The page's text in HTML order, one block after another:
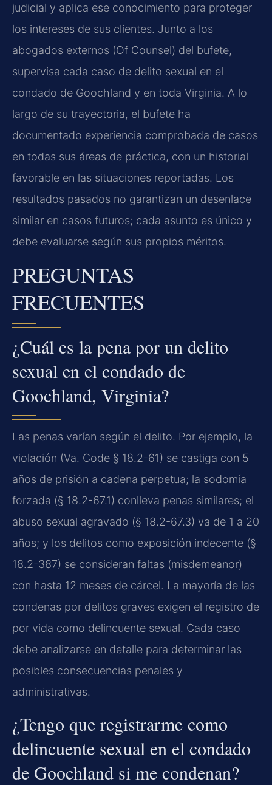
judicial y aplica ese conocimiento para proteger
los intereses de sus clientes. Junto a los
abogados externos (Of Counsel) del bufete,
supervisa cada caso de delito sexual en el
condado de Goochland y en toda Virginia. A lo
largo de su trayectoria, el bufete ha
documentado experiencia comprobada de casos
en todas sus áreas de práctica, con un historial
favorable en las situaciones reportadas. Los
resultados pasados no garantizan un desenlace
similar en casos futuros; cada asunto es único y
debe evaluarse según sus propios méritos.
PREGUNTAS
FRECUENTES
¿Cuál es la pena por un delito
sexual en el condado de
Goochland, Virginia?
Las penas varían según el delito. Por ejemplo, la
violación (Va. Code § 18.2-61) se castiga con 5
años de prisión a cadena perpetua; la sodomía
forzada (§ 18.2-67.1) conlleva penas similares; el
abuso sexual agravado (§ 18.2-67.3) va de 1 a 20
años; y los delitos como exposición indecente (§
18.2-387) se consideran faltas (misdemeanor)
con hasta 12 meses de cárcel. La mayoría de las
condenas por delitos graves exigen el registro de
por vida como delincuente sexual. Cada caso
debe analizarse en detalle para determinar las
posibles consecuencias penales y
administrativas.
¿Tengo que registrarme como
delincuente sexual en el condado
de Goochland si me condenan?